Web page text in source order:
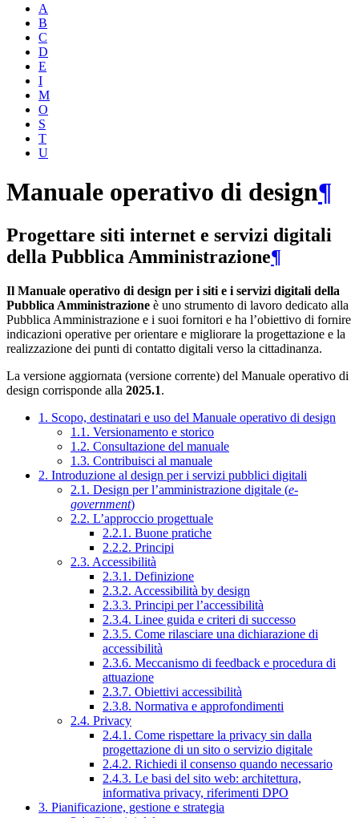
A
B
C
D
E
I
M
O
S
T
U
Manuale operativo di design¶
Progettare siti internet e servizi digitali
della Pubblica Amministrazione¶
Il Manuale operativo di design per i siti e i servizi digitali della
Pubblica Amministrazione è uno strumento di lavoro dedicato alla
Pubblica Amministrazione e i suoi fornitori e ha l’obiettivo di fornire
indicazioni operative per orientare e migliorare la progettazione e la
realizzazione dei punti di contatto digitali verso la cittadinanza.
La versione aggiornata (versione corrente) del Manuale operativo di
design corrisponde alla 2025.1.
1. Scopo, destinatari e uso del Manuale operativo di design
1.1. Versionamento e storico
1.2. Consultazione del manuale
1.3. Contribuisci al manuale
2. Introduzione al design per i servizi pubblici digitali
2.1. Design per l’amministrazione digitale (e-
government)
2.2. L’approccio progettuale
2.2.1. Buone pratiche
2.2.2. Principi
2.3. Accessibilità
2.3.1. Definizione
2.3.2. Accessibilità by design
2.3.3. Principi per l’accessibilità
2.3.4. Linee guida e criteri di successo
2.3.5. Come rilasciare una dichiarazione di
accessibilità
2.3.6. Meccanismo di feedback e procedura di
attuazione
2.3.7. Obiettivi accessibilità
2.3.8. Normativa e approfondimenti
2.4. Privacy
2.4.1. Come rispettare la privacy sin dalla
progettazione di un sito o servizio digitale
2.4.2. Richiedi il consenso quando necessario
2.4.3. Le basi del sito web: architettura,
informativa privacy, riferimenti DPO
3. Pianificazione, gestione e strategia